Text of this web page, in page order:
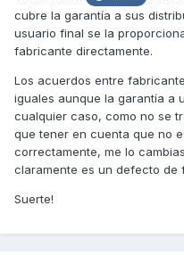
cubre la garantía a sus
usuario final se la
fabricante directamente.
Los acuerdos entre
iguales aunque la garantía a
cualquier caso, como no se
que tener en cuenta que no
correctamente, me lo
claramente es un defecto de
Suerte!